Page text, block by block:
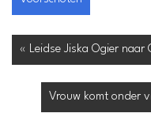
« Leidse Jiska Ogier naar
Vrouw komt onder